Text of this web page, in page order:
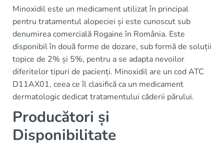
Minoxidil este un medicament utilizat în principal
pentru tratamentul alopeciei și este cunoscut sub
denumirea comercială Rogaine în România. Este
disponibil în două forme de dozare, sub formă de soluții
topice de 2% și 5%, pentru a se adapta nevoilor
diferitelor tipuri de pacienți. Minoxidil are un cod ATC
D11AX01, ceea ce îl clasifică ca un medicament
dermatologic dedicat tratamentului căderii părului.
Producători și
Disponibilitate